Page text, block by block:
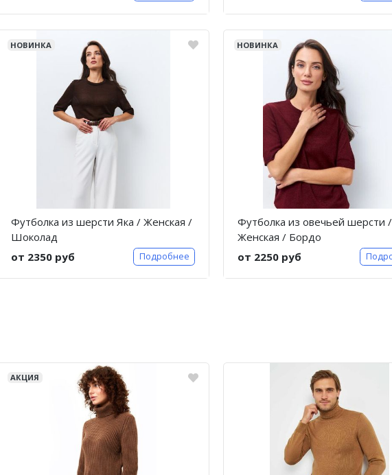
НОВИНКА
Футболка из шерсти Яка / Женская /
Шоколад
от 2350 руб
Подробнее
НОВИНКА
Футболка из овечьей шерсти /
Женская / Бордо
от 2250 руб
АКЦИЯ